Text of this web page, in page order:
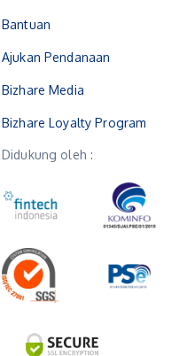
Bantuan
Ajukan Pendanaan
Bizhare Media
Bizhare Loyalty Program
Didukung oleh :